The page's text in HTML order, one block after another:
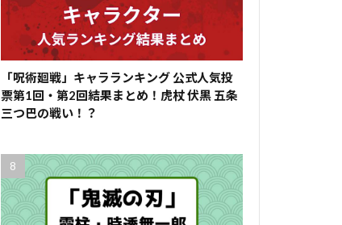
「呪術廻戦」キャラランキング 公式人気投
票第1回・第2回結果まとめ！虎杖 伏黒 五条
三つ巴の戦い！？